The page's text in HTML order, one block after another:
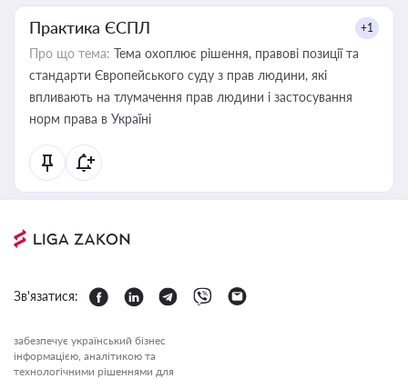
Практика ЄСПЛ +1
Про що тема: Тема охоплює рішення, правові позиції та
стандарти Європейського суду з прав людини, які
впливають на тлумачення прав людини і застосування
норм права в Україні
Зв'язатися:
забезпечує український бізнес
інформацією, аналітикою та
технологічними рішеннями для